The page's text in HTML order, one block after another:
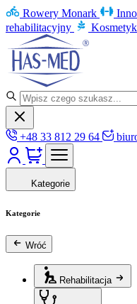
Rowery Monark
rehabilitacyjny
+48 33 812 29 64
Kategorie
Kategorie
Wróć
Rehabilitacja